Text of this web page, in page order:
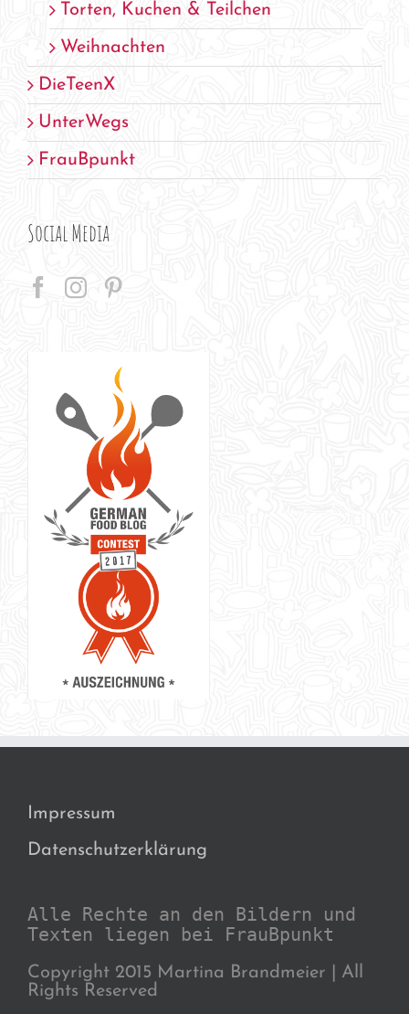
Torten, Kuchen & Teilchen
Weihnachten
DieTeenX
UnterWegs
FrauBpunkt
Social Media
Impressum
Datenschutzerklärung
Alle Rechte an den Bildern und
Texten liegen bei FrauBpunkt
Copyright 2015 Martina Brandmeier | All
Rights Reserved